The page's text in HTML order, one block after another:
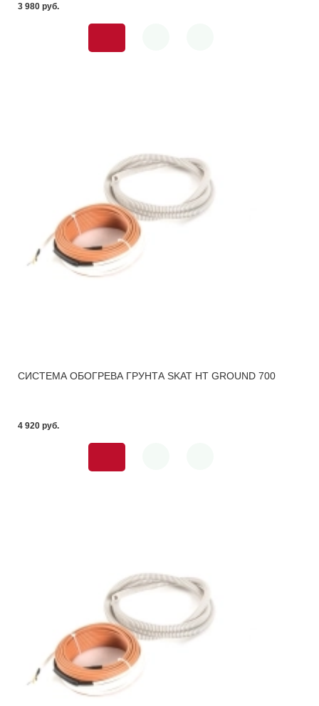
3 980 pуб.
СИСТЕМА ОБОГРЕВА ГРУНТА SKAT HT GROUND 700
4 920 pуб.